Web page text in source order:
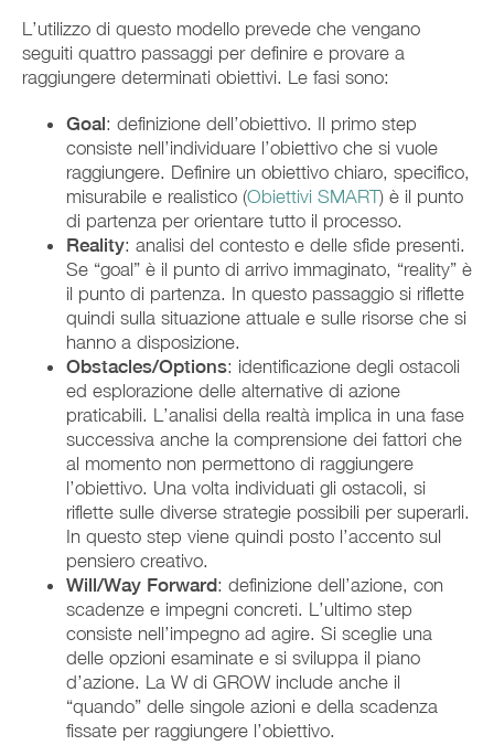
L’utilizzo di questo modello prevede che vengano
seguiti quattro passaggi per definire e provare a
raggiungere determinati obiettivi. Le fasi sono:
Goal: definizione dell’obiettivo. Il primo step
consiste nell’individuare l’obiettivo che si vuole
raggiungere. Definire un obiettivo chiaro, specifico,
misurabile e realistico (Obiettivi SMART) è il punto
di partenza per orientare tutto il processo.
Reality: analisi del contesto e delle sfide presenti.
Se “goal” è il punto di arrivo immaginato, “reality” è
il punto di partenza. In questo passaggio si riflette
quindi sulla situazione attuale e sulle risorse che si
hanno a disposizione.
Obstacles/Options: identificazione degli ostacoli
ed esplorazione delle alternative di azione
praticabili. L’analisi della realtà implica in una fase
successiva anche la comprensione dei fattori che
al momento non permettono di raggiungere
l’obiettivo. Una volta individuati gli ostacoli, si
riflette sulle diverse strategie possibili per superarli.
In questo step viene quindi posto l’accento sul
pensiero creativo.
Will/Way Forward: definizione dell’azione, con
scadenze e impegni concreti. L’ultimo step
consiste nell’impegno ad agire. Si sceglie una
delle opzioni esaminate e si sviluppa il piano
d’azione. La W di GROW include anche il
“quando” delle singole azioni e della scadenza
fissate per raggiungere l’obiettivo.